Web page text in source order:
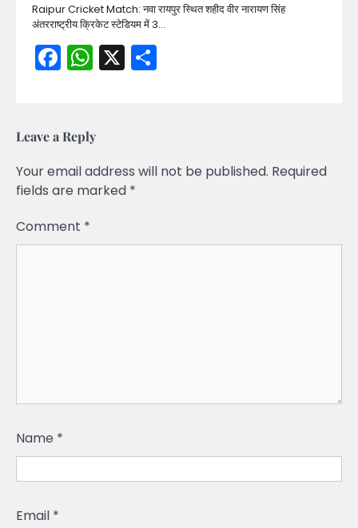
Raipur Cricket Match: नवा रायपुर स्थित शहीद वीर नारायण सिंह
अंतरराष्ट्रीय क्रिकेट स्टेडियम में 3…
Facebook
WhatsApp
X
Leave a Reply
Your email address will not be published. Required
fields are marked *
Comment *
Name *
Email *